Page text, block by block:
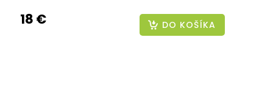
18 € DO KOŠÍKA